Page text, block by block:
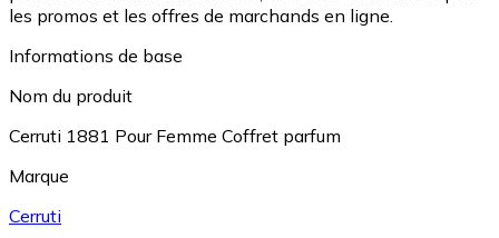
les promos et les offres de marchands en ligne.
Informations de base
Nom du produit
Cerruti 1881 Pour Femme Coffret parfum
Marque
Cerruti